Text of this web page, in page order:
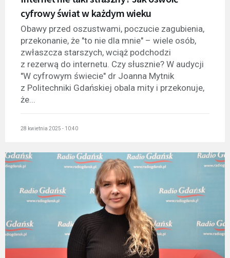
cyfrowy świat w każdym wieku
Obawy przed oszustwami, poczucie zagubienia,
przekonanie, że "to nie dla mnie" – wiele osób,
zwłaszcza starszych, wciąż podchodzi
z rezerwą do internetu. Czy słusznie? W audycji
"W cyfrowym świecie" dr Joanna Mytnik
z Politechniki Gdańskiej obala mity i przekonuje,
że...
28 kwietnia 2025 - 10:40